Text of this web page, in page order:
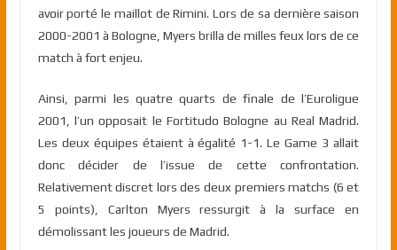
avoir porté le maillot de Rimini. Lors de sa dernière saison
2000-2001 à Bologne, Myers brilla de milles feux lors de ce
match à fort enjeu.
Ainsi, parmi les quatre quarts de finale de l’Euroligue
2001, l’un opposait le Fortitudo Bologne au Real Madrid.
Les deux équipes étaient à égalité 1-1. Le Game 3 allait
donc décider de l’issue de cette confrontation.
Relativement discret lors des deux premiers matchs (6 et
5 points), Carlton Myers ressurgit à la surface en
démolissant les joueurs de Madrid.